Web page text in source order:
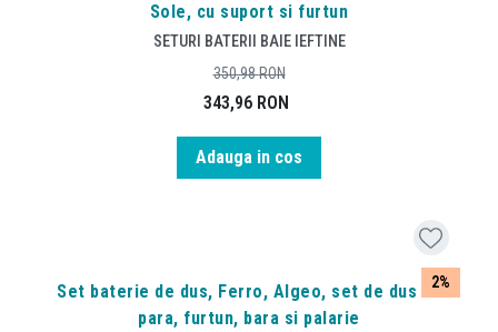
Sole, cu suport si furtun
SETURI BATERII BAIE IEFTINE
343,96 RON
350,98RON
Adauga in cos
2%
Set baterie de dus, Ferro, Algeo, set de dus cu
para, furtun, bara si palarie